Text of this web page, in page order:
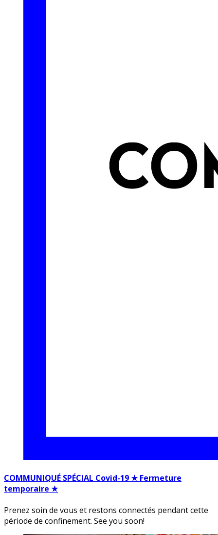
COMMUNIQUÉ SPÉCIAL Covid-19 ★ Fermeture
temporaire ★
Prenez soin de vous et restons connectés pendant cette
période de confinement. See you soon!